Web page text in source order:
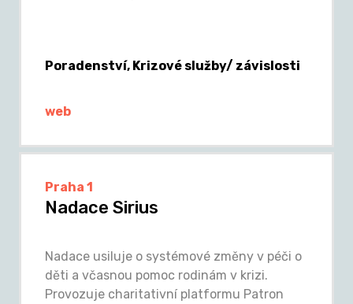
Poradenství, Krizové služby/ závislosti
web
Praha 1
Nadace Sirius
Nadace usiluje o systémové změny v péči o
děti a včasnou pomoc rodinám v krizi.
Provozuje charitativní platformu Patron